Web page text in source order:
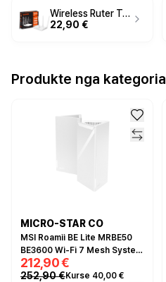
Wireless Ruter Tenda F3 / 300Mbps / I bardhë
22,90 €
Produkte nga kategoria
MICRO-STAR CO
MSI Roamii BE Lite MRBE50
BE3600 Wi-Fi 7 Mesh System
2-Pack – Dual Band, 2.5GbE,
MLO, MU-MIMO
212,90 €
252,90 €Kurse 40,00 €